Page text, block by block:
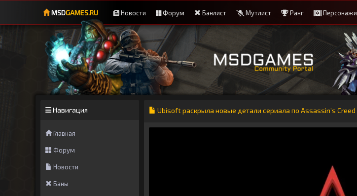
MSDGAMES.RU Новости Форум Банлист Мутлист Ранг Персонажи
Навигация
Главная
Форум
Новости
Баны
Ubisoft раскрыла новые детали сериала по Assassin’s Creed